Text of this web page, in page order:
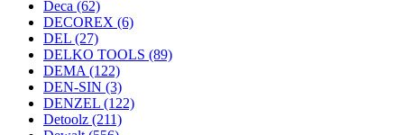
Deca (62)
DECOREX (6)
DEL (27)
DELKO TOOLS (89)
DEMA (122)
DEN-SIN (3)
DENZEL (122)
Detoolz (211)